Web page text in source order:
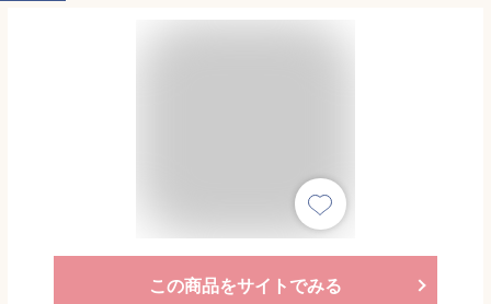
この商品をサイトでみる